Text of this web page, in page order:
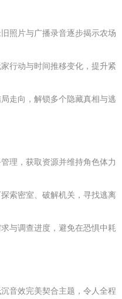
照片与广播录音逐步揭示农场
行动与时间推移变化，提升紧
走向，解锁多个隐藏真相与逃
理，获取资源并维持角色体力
索密室、破解机关，寻找逃离
与调查进度，避免在恐惧中耗
音效完美契合主题，令人全程